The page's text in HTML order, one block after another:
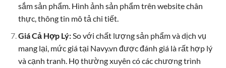
sắm sản phẩm. Hình ảnh sản phẩm trên website chân
thực, thông tin mô tả chi tiết.
Giá Cả Hợp Lý:So với chất lượng sản phẩm và dịch vụ
mang lại, mức giá tại Navy.vn được đánh giá là rất hợp lý
và cạnh tranh. Họ thường xuyên có các chương trình